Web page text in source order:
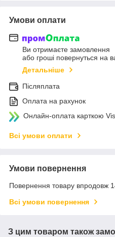
Умови оплати
Ви отримаєте замовлення
або гроші повернуться на
Детальніше
Післяплата
Оплата на рахунок
Онлайн-оплата карткою
Всі умови оплати
Умови повернення
Повернення товару впродовж
Всі умови повернення
З цим товаром також